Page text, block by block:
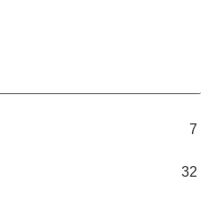
7
32